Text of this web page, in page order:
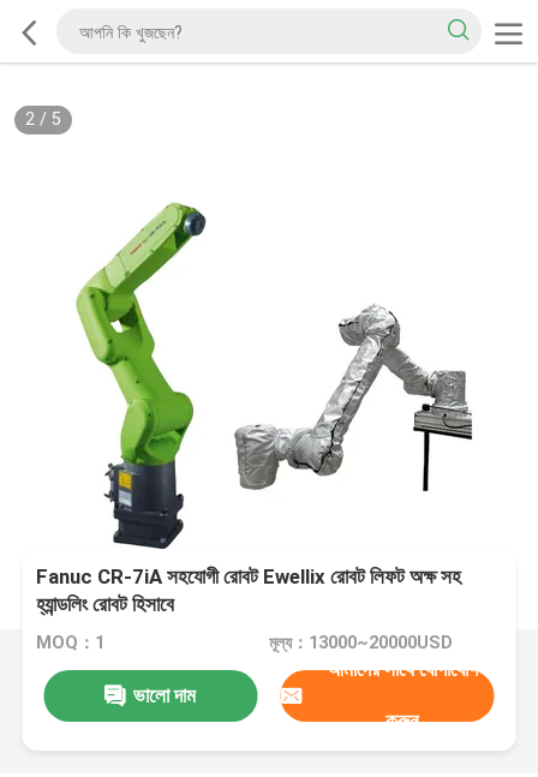
2/ 5
Fanuc CR-7iA সহযোগী রোবট Ewellix রোবট লিফট অক্ষ সহ
হ্যান্ডলিং রোবট হিসাবে
MOQ：1 মূল্য：13000~20000USD
ভালো দাম
আমাদের সাথে যোগাযোগ
করুন